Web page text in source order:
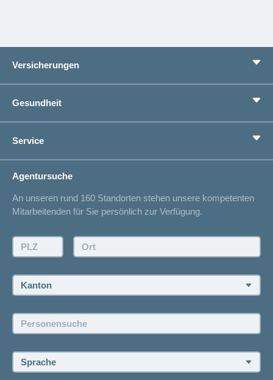
Versicherungen
Zusatzversicherungen
Vorsorge
Ich suche eine Versicherung für
Lebenssituation
Sparen bei der Versicherung
Gesundheit
Gesundheitskompass
concordiaMed
Service
Spitalliste
Unfallmeldung
Offertanfrage
Rückruf anfordern
Offene Stellen
Agentursuche
An unseren rund 160 Standorten stehen unsere kompetenten
Mitarbeitenden für Sie persönlich zur Verfügung.
PLZ: Ort:
Kanton:
Personensuche:
Sprache: